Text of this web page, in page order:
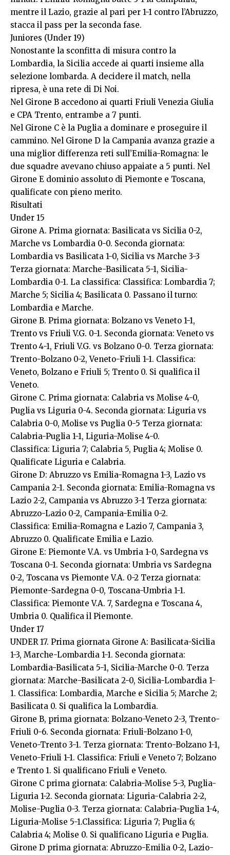
mentre il Lazio, grazie al pari per 1-1 contro l’Abruzzo,
stacca il pass per la seconda fase.
Juniores (Under 19)
Nonostante la sconfitta di misura contro la
Lombardia, la Sicilia accede ai quarti insieme alla
selezione lombarda. A decidere il match, nella
ripresa, è una rete di Di Noi.
Nel Girone B accedono ai quarti Friuli Venezia Giulia
e CPA Trento, entrambe a 7 punti.
Nel Girone C è la Puglia a dominare e proseguire il
cammino. Nel Girone D la Campania avanza grazie a
una miglior differenza reti sull’Emilia-Romagna: le
due squadre avevano chiuso appaiate a 5 punti. Nel
Girone E dominio assoluto di Piemonte e Toscana,
qualificate con pieno merito.
Risultati
Under 15
Girone A. Prima giornata: Basilicata vs Sicilia 0-2,
Marche vs Lombardia 0-0. Seconda giornata:
Lombardia vs Basilicata 1-0, Sicilia vs Marche 3-3
Terza giornata: Marche-Basilicata 5-1, Sicilia-
Lombardia 0-1. La classifica: Classifica: Lombardia 7;
Marche 5; Sicilia 4; Basilicata 0. Passano il turno:
Lombardia e Marche.
Girone B. Prima giornata: Bolzano vs Veneto 1-1,
Trento vs Friuli V.G. 0-1. Seconda giornata: Veneto vs
Trento 4-1, Friuli V.G. vs Bolzano 0-0. Terza giornata:
Trento-Bolzano 0-2, Veneto-Friuli 1-1. Classifica:
Veneto, Bolzano e Friuli 5; Trento 0. Si qualifica il
Veneto.
Girone C. Prima giornata: Calabria vs Molise 4-0,
Puglia vs Liguria 0-4. Seconda giornata: Liguria vs
Calabria 0-0, Molise vs Puglia 0-5 Terza giornata:
Calabria-Puglia 1-1, Liguria-Molise 4-0.
Classifica: Liguria 7; Calabria 5, Puglia 4; Molise 0.
Qualificate Liguria e Calabria.
Girone D: Abruzzo vs Emilia-Romagna 1-3, Lazio vs
Campania 2-1. Seconda giornata: Emilia-Romagna vs
Lazio 2-2, Campania vs Abruzzo 3-1 Terza giornata:
Abruzzo-Lazio 0-2, Campania-Emilia 0-2.
Classifica: Emilia-Romagna e Lazio 7, Campania 3,
Abruzzo 0. Qualificate Emilia e Lazio.
Girone E: Piemonte V.A. vs Umbria 1-0, Sardegna vs
Toscana 0-1. Seconda giornata: Umbria vs Sardegna
0-2, Toscana vs Piemonte V.A. 0-2 Terza giornata:
Piemonte-Sardegna 0-0, Toscana-Umbria 1-1.
Classifica: Piemonte V.A. 7, Sardegna e Toscana 4,
Umbria 0. Qualifica il Piemonte.
Under 17
UNDER 17. Prima giornata Girone A: Basilicata-Sicilia
1-3, Marche-Lombardia 1-1. Seconda giornata:
Lombardia-Basilicata 5-1, Sicilia-Marche 0-0. Terza
giornata: Marche-Basilicata 2-0, Sicilia-Lombardia 1-
1. Classifica: Lombardia, Marche e Sicilia 5; Marche 2;
Basilicata 0. Si qualifica la Lombardia.
Girone B, prima giornata: Bolzano-Veneto 2-3, Trento-
Friuli 0-6. Seconda giornata: Friuli-Bolzano 1-0,
Veneto-Trento 3-1. Terza giornata: Trento-Bolzano 1-1,
Veneto-Friuli 1-1. Classifica: Friuli e Veneto 7; Bolzano
e Trento 1. Si qualificano Friuli e Veneto.
Girone C prima giornata: Calabria-Molise 5-3, Puglia-
Liguria 1-2. Seconda giornata: Liguria-Calabria 2-2,
Molise-Puglia 0-3. Terza giornata: Calabria-Puglia 1-4,
Liguria-Molise 5-1.Classifica: Liguria 7; Puglia 6;
Calabria 4; Molise 0. Si qualificano Liguria e Puglia.
Girone D prima giornata: Abruzzo-Emilia 0-2, Lazio-